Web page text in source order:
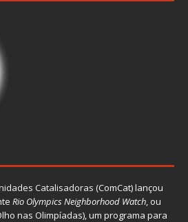
Catalisadoras (ComCat) lançou
Rio Olympics Neighborhood Watch, ou
nas Olimpíadas), um programa para